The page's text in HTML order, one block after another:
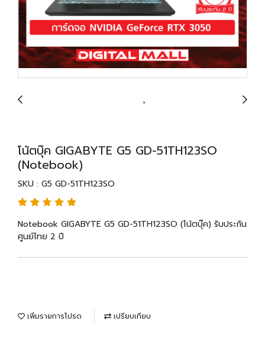
โน้ตบุ๊ค GIGABYTE G5 GD-51TH123SO
(Notebook)
SKU : G5 GD-51TH123SO
Notebook GIGABYTE G5 GD-51TH123SO (โน้ตบุ๊ค) รับประกัน
ศูนย์ไทย 2 ปี
เพิ่มรายการโปรด เปรียบเทียบ